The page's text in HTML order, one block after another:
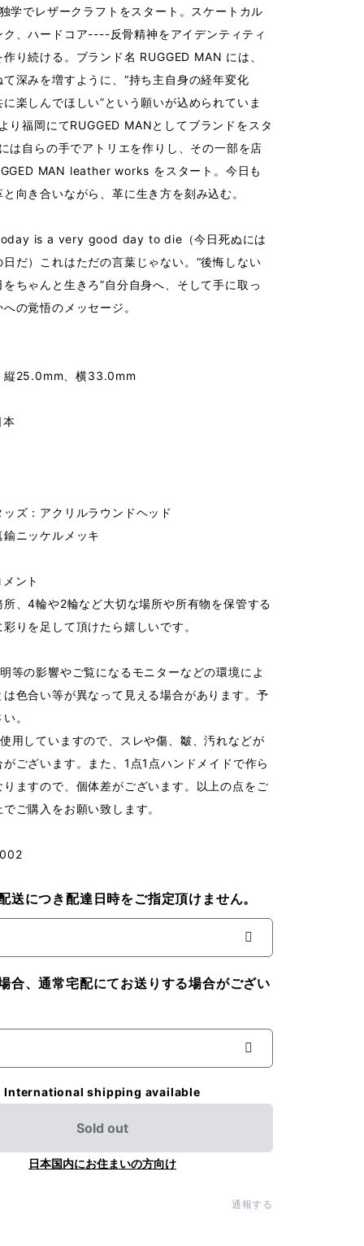
学でレザークラフトをスタート。スケートカル
ク、ハードコア----反骨精神をアイデンティティ
り続ける。ブランド名 RUGGED MAN には、
深みを増すように、“持ち主自身の経年変化
楽しんでほしい”という願いが込められていま
り福岡にてRUGGED MANとしてブランドをスタ
は自らの手でアトリエを作りし、その一部を店
MAN leather works をスタート。今日も
向き合いながら、革に生き方を刻み込む。
is a very good day to die（今日死ぬには
だ）これはただの言葉じゃない。“後悔しない
ちゃんと生きろ”自分自身へ、そして手に取っ
の覚悟のメッセージ。
縦25.0mm、横33.0mm
ズ：アクリルラウンドヘッド
ニッケルメッキ
ント
所、4輪や2輪など大切な場所や所有物を保管する
りを足して頂けたら嬉しいです。
等の影響やご覧になるモニターなどの環境によ
は色合い等が異なって見える場合があります。予
。
用していますので、スレや傷、皺、汚れなどが
ございます。また、1点1点ハンドメイドで作ら
りますので、個体差がございます。以上の点をご
ご購入をお願い致します。
送につき配達日時をご指定頂けません。
合、通常宅配にてお送りする場合がござい
International shipping available
Sold out
日本国内にお住まいの方向け
通報する